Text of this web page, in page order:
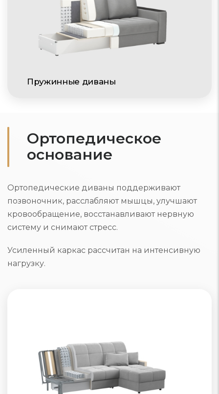
Пружинные диваны
Ортопедическое
основание
Ортопедические диваны поддерживают
позвоночник, расслабляют мышцы, улучшают
кровообращение, восстанавливают нервную
систему и снимают стресс.
Усиленный каркас рассчитан на интенсивную
нагрузку.